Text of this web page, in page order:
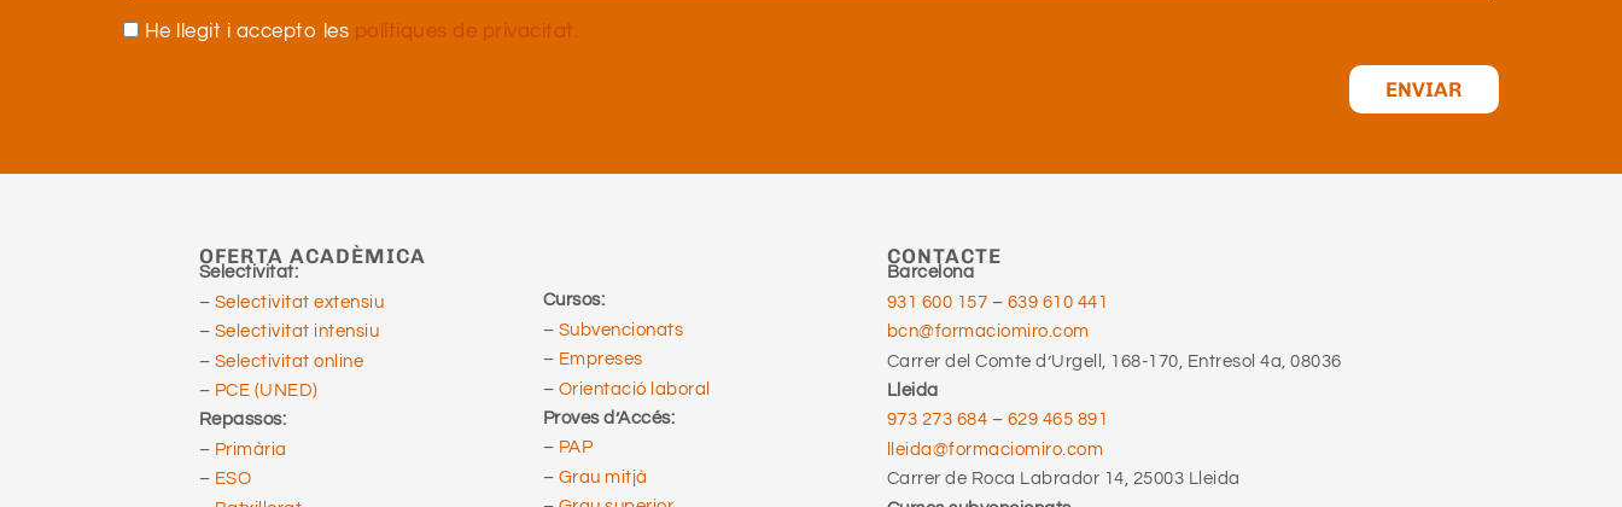
He llegit i accepto les polítiques de privacitat.
ENVIAR
OFERTA ACADÈMICA
Selectivitat:
– Selectivitat extensiu
– Selectivitat intensiu
– Selectivitat online
– PCE (UNED)
Repassos:
– Primària
– ESO
Cursos:
– Subvencionats
– Empreses
– Orientació laboral
Proves d’Accés:
– PAP
– Grau mitjà
CONTACTE
Barcelona
931 600 157 – 639 610 441
bcn@formaciomiro.com
Carrer del Comte d’Urgell, 168-170, Entresol 4a, 08036
Lleida
973 273 684 – 629 465 891
lleida@formaciomiro.com
Carrer de Roca Labrador 14, 25003 Lleida